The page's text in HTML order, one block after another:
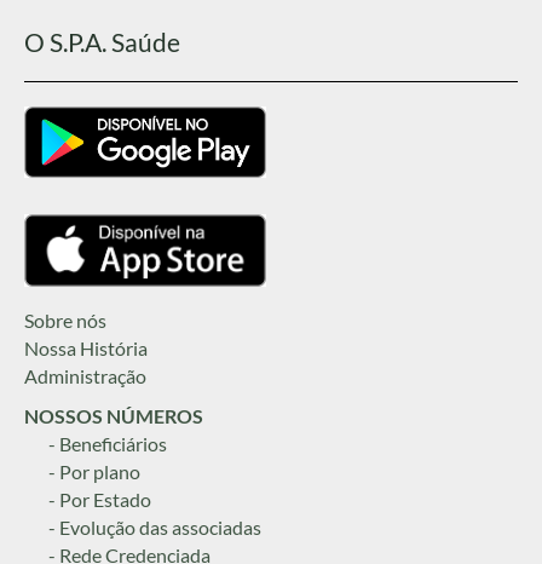
O S.P.A. Saúde
Sobre nós
Nossa História
Administração
NOSSOS NÚMEROS
- Beneficiários
- Por plano
- Por Estado
- Evolução das associadas
- Rede Credenciada